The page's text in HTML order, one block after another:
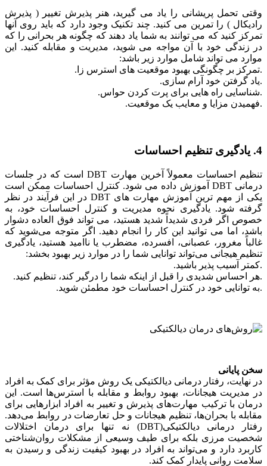
وقتی تحمل پریشانی را یاد می گیرید، هنر پذیرش تغییر ( پذیرش
رادیکال ) را تمرین می کنید. چند تکنیک وجود دارد که باید روی آنها
تمرکز کنید که می توانند به شما یاد دهند که چگونه هر بحرانی را که
در زندگی خود با آن مواجه می شوید، مدیریت و مقابله کنید. این
موارد می تواند شامل موارد زیر باشد:
.تمرکز بر چگونگی بهبود موقعیت های استرس زا.
.یاد گرفتن خود آرام سازی.
.شناسایی راه هایی برای پرت کردن حواس.
.فهمیدن مزایا و معایب یک موقعیت.
4. یادگیری تنظیم احساسات
تنظیم احساسات معمولاً آخرین مهارت DBT است که در جلسات
درمانی DBT آموزش داده می شود. کنترل احساسات ممکن است
یکی از مهم ترین آموزش مهارت های DBT در این فرآیند در نظر
گرفته شود. یادگیری نحوه مدیریت و کنترل احساسات خود، به
خصوص اگر فردی شدیداً شدید هستید، می تواند فوق العاده دشوار
باشد، اما می توانید این کار را انجام دهید. اگر متوجه می‌شوید که
غالباً مغرور، عصبانی، افسرده، مضطرب یا ناامید هستید، یادگیری
تنظیم هیجانی می‌تواند توانایی شما را در موارد زیر بهبود بخشد:
.کمتر آسیب پذیر باشید.
.هر احساس شدیدی را قبل از اینکه شما را درگیر کند، تنظیم کنید.
.به توانایی خود در کنترل احساسات خود مطمئن شوید.
سخن پایانی
در نهایت، رفتار درمانی دیالکتیکی یک روش مؤثر برای کمک به افراد
در مدیریت هیجانات، بهبود روابط و مقابله با استرس‌ها است. این
درمان با ترکیب مهارت‌های پذیرش و تغییر به افراد ابزارهایی برای
مقابله با بحران‌ها، تنظیم هیجانات و حل تعارضات در روابط می‌دهد.
رفتار درمانی دیالکتیکی(DBT) نه تنها برای درمان اختلالات
شخصیت مرزی بلکه برای طیف وسیعی از مشکلات روان‌شناختی
کاربرد دارد و می‌تواند به افراد در بهبود کیفیت زندگی و رسیدن به
سلامت روانی پایدار کمک کند.